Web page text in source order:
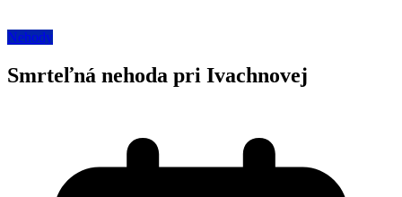
Nehody
Smrteľná nehoda pri Ivachnovej